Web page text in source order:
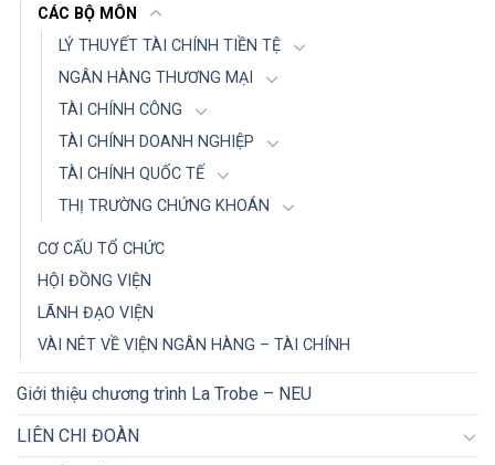
CÁC BỘ MÔN
LÝ THUYẾT TÀI CHÍNH TIỀN TỆ
NGÂN HÀNG THƯƠNG MẠI
TÀI CHÍNH CÔNG
TÀI CHÍNH DOANH NGHIỆP
TÀI CHÍNH QUỐC TẾ
THỊ TRƯỜNG CHỨNG KHOÁN
CƠ CẤU TỔ CHỨC
HỘI ĐỒNG VIỆN
LÃNH ĐẠO VIỆN
VÀI NÉT VỀ VIỆN NGÂN HÀNG – TÀI CHÍNH
Giới thiệu chương trình La Trobe – NEU
LIÊN CHI ĐOÀN